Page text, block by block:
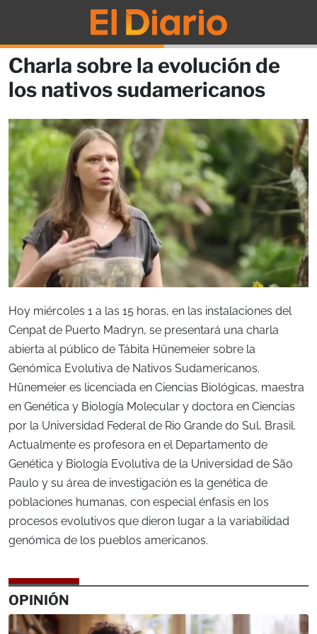
Charla sobre la evolución de
los nativos sudamericanos
Hoy miércoles 1 a las 15 horas, en las instalaciones del
Cenpat de Puerto Madryn, se presentará una charla
abierta al público de Tábita Hünemeier sobre la
Genómica Evolutiva de Nativos Sudamericanos.
Hünemeier es licenciada en Ciencias Biológicas, maestra
en Genética y Biología Molecular y doctora en Ciencias
por la Universidad Federal de Rio Grande do Sul, Brasil.
Actualmente es profesora en el Departamento de
Genética y Biología Evolutiva de la Universidad de São
Paulo y su área de investigación es la genética de
poblaciones humanas, con especial énfasis en los
procesos evolutivos que dieron lugar a la variabilidad
genómica de los pueblos americanos.
OPINIÓN